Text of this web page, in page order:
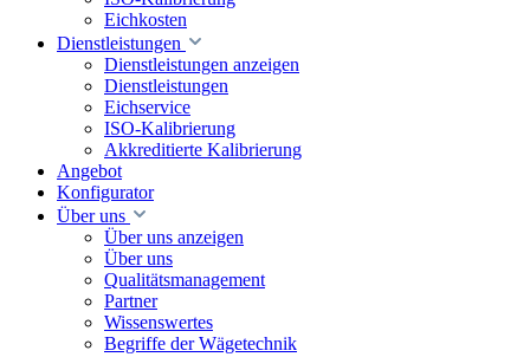
Eichkosten
Dienstleistungen
Dienstleistungen anzeigen
Dienstleistungen
Eichservice
ISO-Kalibrierung
Akkreditierte Kalibrierung
Angebot
Konfigurator
Über uns
Über uns anzeigen
Über uns
Qualitätsmanagement
Partner
Wissenswertes
Begriffe der Wägetechnik